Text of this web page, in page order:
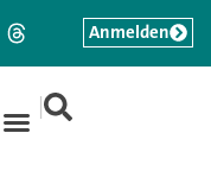
|
Anmelden